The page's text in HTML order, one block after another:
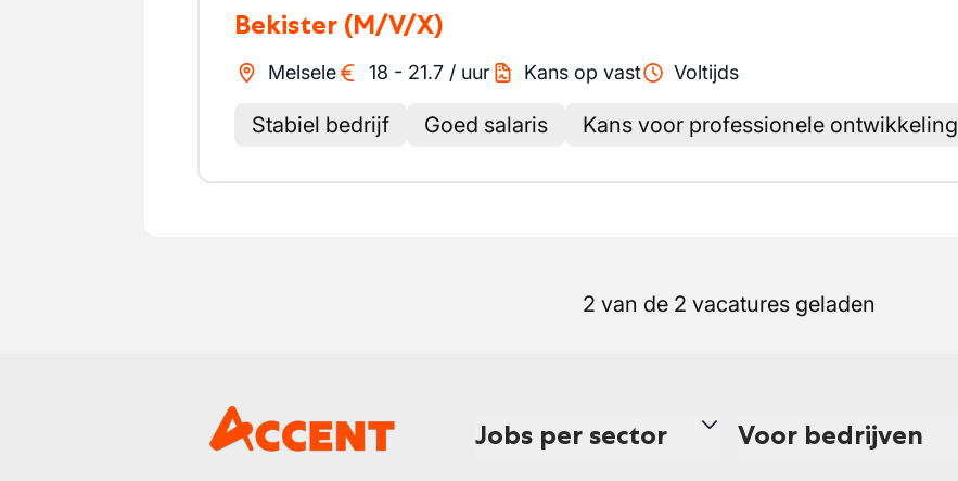
Bekister (M/V/X)
Melsele 18 - 21.7 / uur Kans op vast Voltijds
Stabiel bedrijf Goed salaris Kans voor professionele ontwikkeling
2 van de 2 vacatures geladen
Jobs per sector Voor bedrijven